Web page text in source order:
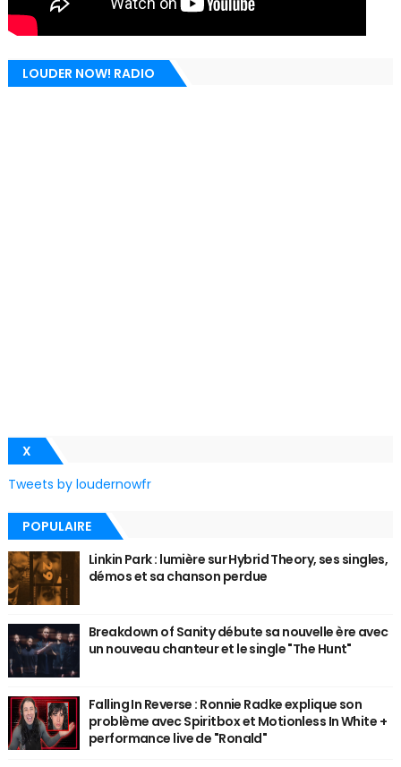
LOUDER NOW! RADIO
X
Tweets by loudernowfr
POPULAIRE
Linkin Park : lumière sur Hybrid Theory, ses singles,
démos et sa chanson perdue
Breakdown of Sanity débute sa nouvelle ère avec
un nouveau chanteur et le single "The Hunt"
Falling In Reverse : Ronnie Radke explique son
problème avec Spiritbox et Motionless In White +
performance live de "Ronald"